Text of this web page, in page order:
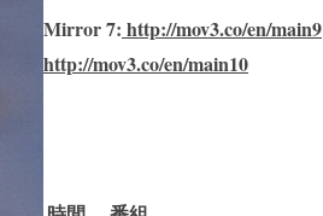
Mirror7: http://mov3.co/en/main9
http://mov3.co/en/main10